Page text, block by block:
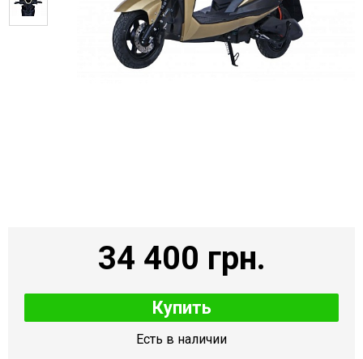
34 400 грн.
Купить
Есть в наличии